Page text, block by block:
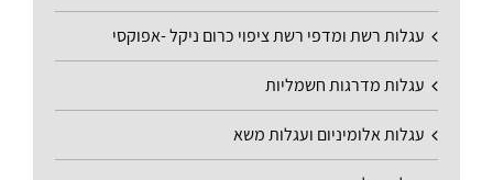
עגלות רשת ומדפי רשת ציפוי כרום ניקל -אפוקסי
עגלות מדרגות חשמליות
עגלות אלומיניום ועגלות משא